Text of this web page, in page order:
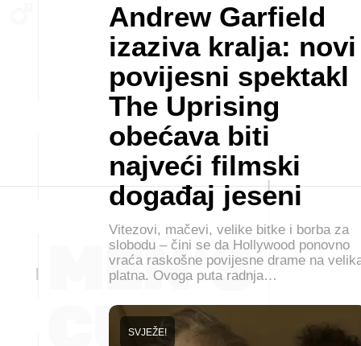
Andrew Garfield
izaziva kralja: novi
povijesni spektakl
The Uprising
obećava biti
najveći filmski
događaj jeseni
Vitezovi, mačevi, velike bitke i borba za
slobodu – čini se da Hollywood ponovno
vraća raskošne povijesne drame na
platna. Ovoga puta radnja…
SVJEŽE!